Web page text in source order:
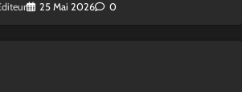
25 Mai 2026 0